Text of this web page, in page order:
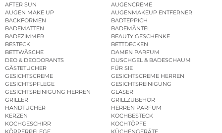
AFTER SUN
AUGENCREME
AUGEN MAKE UP
AUGENMAKEUP ENTFERNER
BACKFORMEN
BADTEPPICH
BADEMATTEN
BADEMÄNTEL
BADEZIMMER
BEAUTY GESCHENKE
BESTECK
BETTDECKEN
BETTWÄSCHE
DAMEN PARFUM
DEO & DEODORANTS
DUSCHGEL & BADESCHAUM
GÄSTETÜCHER
FÜR SIE
GESICHTSCREME
GESICHTSCREME HERREN
GESICHTSPFLEGE
GESICHTSREINIGUNG
GESICHTSREINIGUNG HERREN
GLÄSER
GRILLER
GRILLZUBEHÖR
HANDTÜCHER
HERREN PARFUM
KERZEN
KOCHBESTECK
KOCHGESCHIRR
KOCHTÖPFE
KÖRPERPFLEGE
KÜCHENGERÄTE